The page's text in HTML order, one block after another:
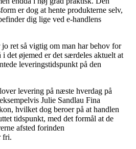
er dog at hente produkterne selv,
dig lige ved e-handlens
ret så vigtig om man har behov for
det øjemed er det særdeles aktuelt at
leveringstidspunkt på den
levering på næste hverdag på
Julie Sandlau Fina
hvilket dog beroer på at handlen
tidspunkt, med det formål at de
afsted forinden
fri.